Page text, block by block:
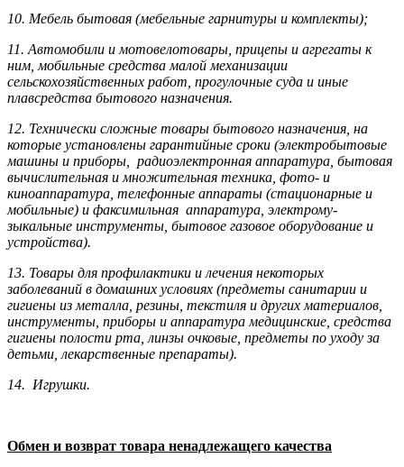
10. Мебель бытовая (мебельные гарнитуры и комплекты);
11. Автомобили и мотовелотовары, прицепы и агрегаты к
ним, мобильные средства малой механизации
сельскохозяйственных работ, прогулочные суда и иные
плавсредства бытового назначения.
12. Технически сложные товары бытового назна­чения, на
которые установлены гарантийные сроки (электробытовые
машины и приборы, радиоэлектронная аппаратура, бытовая
вычислительная и множительная техника, фото- и
киноаппаратура, телефонные аппараты (стационарные и
мобильные) и факсимильная аппаратура, электрому­
зыкальные инструменты, бытовое газовое оборудование и
устройства).
13. Товары для профилактики и лечения некоторых
заболеваний в домашних условиях (предметы санитарии и
гигиены из металла, резины, текстиля и других материалов,
инструменты, приборы и аппаратура медицинские, средства
гигиены полости рта, линзы очковые, предметы по уходу за
детьми, лекарственные препараты).
14. Игрушки.
Обмен и возврат товара ненадлежащего качества